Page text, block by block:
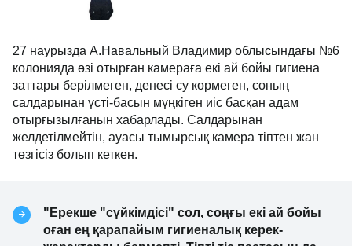
27 наурызда А.Навальный Владимир облысындағы №6
колонияда өзі отырған камераға екі ай бойы гигиена
заттары берілмеген, денесі су көрмеген, соның
салдарынан үсті-басын мүңкіген иіс басқан адам
отырғызылғанын хабарлады. Салдарынан
желдетілмейтін, ауасы тымырсық камера тіптен жан
төзгісіз болып кеткен.
"Ерекше "сүйкімдісі" сол, соңғы екі ай бойы
оған ең қарапайым гигиеналық керек-